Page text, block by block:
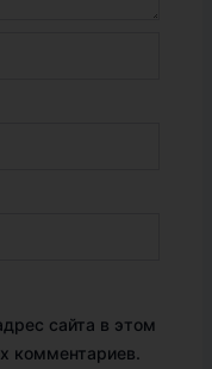
сайта в этом
комментариев.